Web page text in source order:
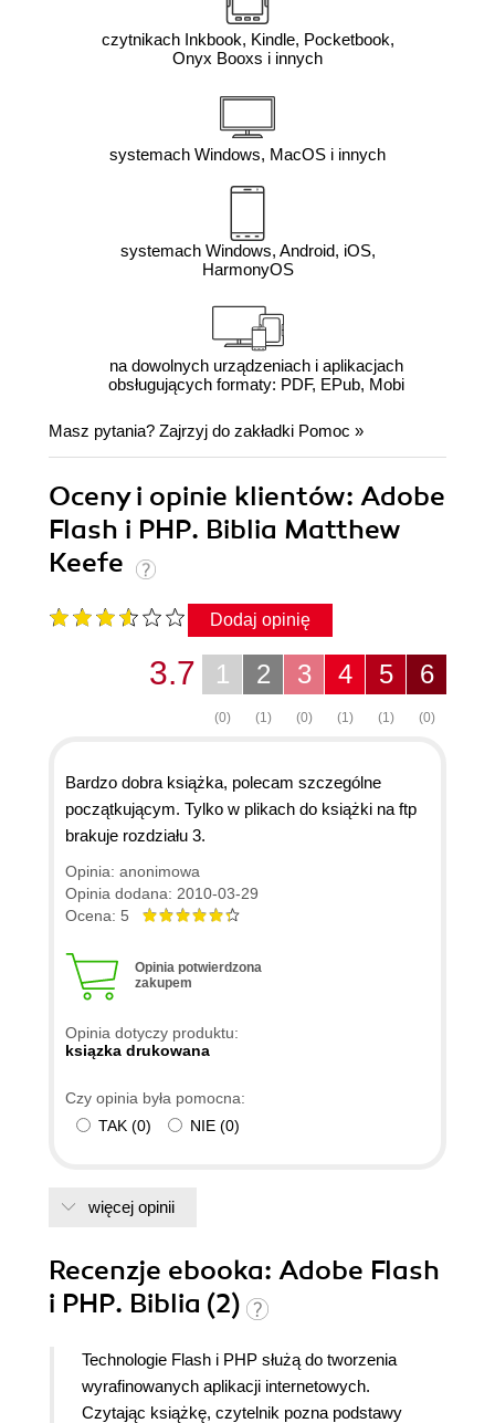
czytnikach Inkbook, Kindle, Pocketbook,
Onyx Booxs i innych
systemach Windows, MacOS i innych
systemach Windows, Android, iOS,
HarmonyOS
na dowolnych urządzeniach i aplikacjach
obsługujących formaty: PDF, EPub, Mobi
Masz pytania? Zajrzyj do zakładki Pomoc »
Oceny i opinie klientów: Adobe
Flash i PHP. Biblia Matthew
Keefe
Dodaj opinię
6
(0)
5
(1)
4
(1)
3
(0)
2
(1)
1
(0)
3.7
Bardzo dobra książka, polecam szczególne
początkującym. Tylko w plikach do książki na ftp
brakuje rozdziału 3.
Opinia: anonimowa
Opinia dodana: 2010-03-29
Ocena: 5
Opinia potwierdzona
zakupem
Opinia dotyczy produktu:
ksiązka drukowana
Czy opinia była pomocna:
TAK (0) NIE (0)
więcej opinii
Recenzje ebooka: Adobe Flash
i PHP. Biblia (2)
Technologie Flash i PHP służą do tworzenia
wyrafinowanych aplikacji internetowych.
Czytając książkę, czytelnik pozna podstawy